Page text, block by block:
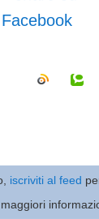
iscriviti al feed